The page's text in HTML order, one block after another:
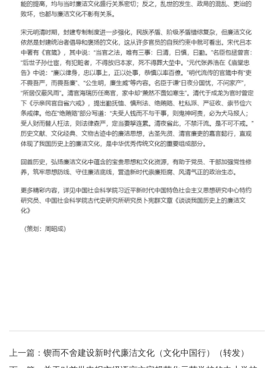
上一篇： 锲而不舍建设新时代廉洁文化（文化中国行）（转发）